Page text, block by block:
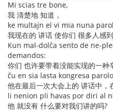
Mi scias tre bone,
我 清楚地 知道，
ke multajn el vi mia nuna
我现在的 讲话 使你们 很多人感到
Kun mal-dolĉa sento de ne-
demandos:
你们 也许要带着没能实现的一种
ĉu en sia lasta kongresa
他在最后一次大会上的 讲话中，
li nenion pli havas por diri al
他 就没有 什么要对我们讲的吗?